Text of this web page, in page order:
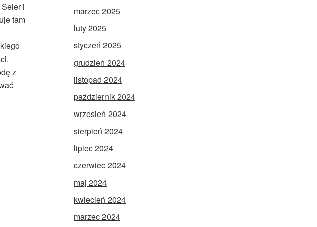
i
tam
z
marzec 2025
luty 2025
styczeń 2025
grudzień 2024
listopad 2024
październik 2024
wrzesień 2024
sierpień 2024
lipiec 2024
czerwiec 2024
maj 2024
kwiecień 2024
marzec 2024